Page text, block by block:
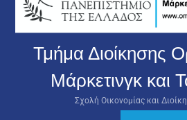
ενστάσεων για τη
χορήγηση του
στεγαστικού επιδόματος
ακαδημαϊκού έτους 2025-
2026.
Τμήμα Διοίκησης
Μάρκετινγκ και
Σχολή Οικονομίας και